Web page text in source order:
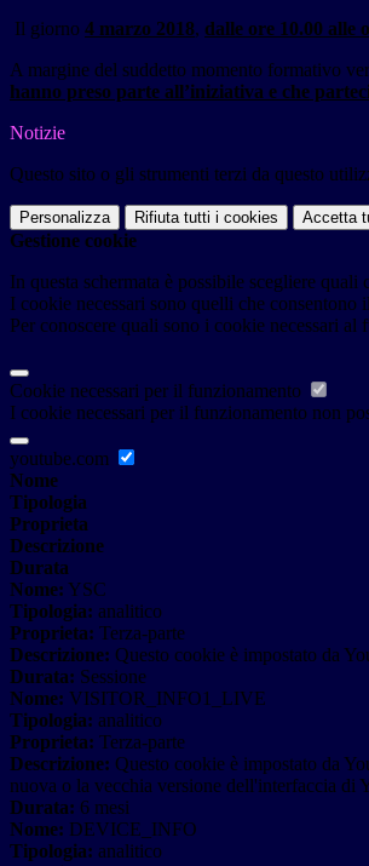
Il giorno 4 marzo 2018, dalle ore 10.00 alle
A margine del suddetto momento formativo
hanno preso parte all’iniziativa e che
Notizie
Questo sito o gli strumenti terzi da questo
Personalizza Rifiuta tutti i cookies Accetta
Gestione cookie
In questa schermata è possibile scegliere quali
I cookie necessari sono quelli che
Per conoscere quali sono i cookie necessari al
Cookie necessari per il funzionamento
I cookie necessari per il funzionamento non
youtube.com
Nome
Tipologia
Proprieta
Descrizione
Durata
Nome: YSC
Tipologia: analitico
Proprieta: Terza-parte
Descrizione: Questo cookie è impostato da
Durata: Sessione
Nome: VISITOR_INFO1_LIVE
Tipologia: analitico
Proprieta: Terza-parte
Descrizione: Questo cookie è impostato da
nuova o la vecchia versione dell'interfaccia di
Durata: 6 mesi
Nome: DEVICE_INFO
Tipologia: analitico